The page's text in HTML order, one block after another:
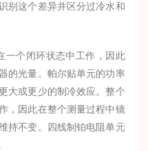
别这个差异并区分过冷水和
个闭环状态中工作，因此
的光量。帕尔贴单元的功率
大或更少的制冷效应。整个
，因此在整个测量过程中镜
持不变。四线制铂电阻单元